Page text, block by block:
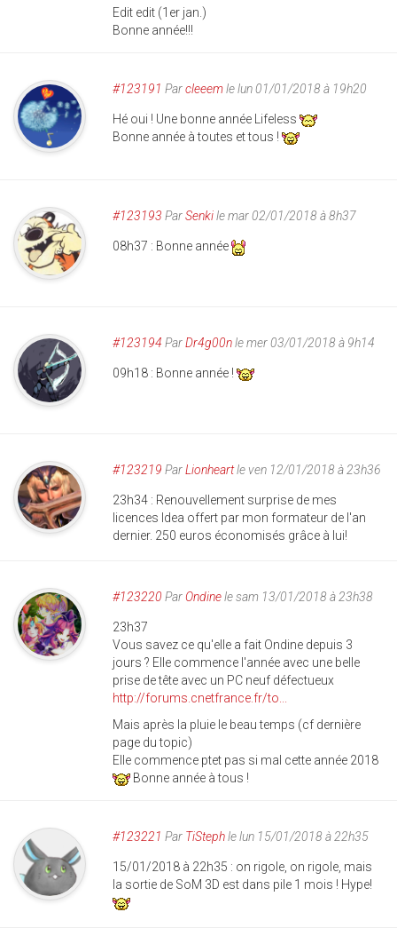
Edit edit (1er jan.)
Bonne année!!!
#123191 Parcleeemle lun 01/01/2018 à 19h20
Hé oui ! Une bonne année Lifeless
Bonne année à toutes et tous !
#123193 ParSenkile mar 02/01/2018 à 8h37
08h37 : Bonne année
#123194 ParDr4g00nle mer 03/01/2018 à 9h14
09h18 : Bonne année !
#123219 ParLionheartle ven 12/01/2018 à 23h36
23h34 : Renouvellement surprise de mes
licences Idea offert par mon formateur de l'an
dernier. 250 euros économisés grâce à lui!
#123220 ParOndinele sam 13/01/2018 à 23h38
23h37
Vous savez ce qu'elle a fait Ondine depuis 3
jours ? Elle commence l'année avec une belle
prise de tête avec un PC neuf défectueux
http://forums.cnetfrance.fr/to...
Mais après la pluie le beau temps (cf dernière
page du topic)
Elle commence ptet pas si mal cette année 2018
Bonne année à tous !
#123221 Par TiStephle lun 15/01/2018 à 22h35
15/01/2018 à 22h35 : on rigole, on rigole, mais
la sortie de SoM 3D est dans pile 1 mois ! Hype!